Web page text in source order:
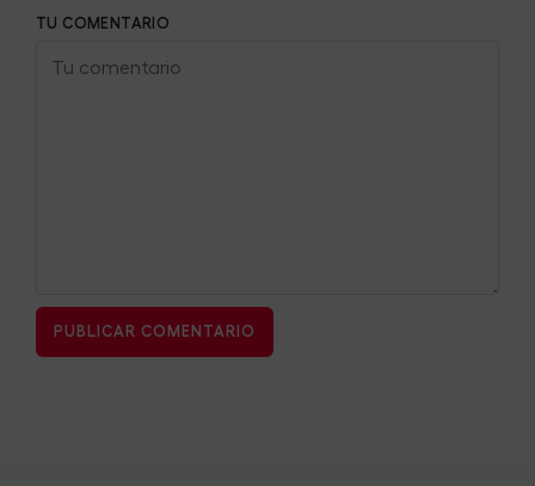
TU COMENTARIO